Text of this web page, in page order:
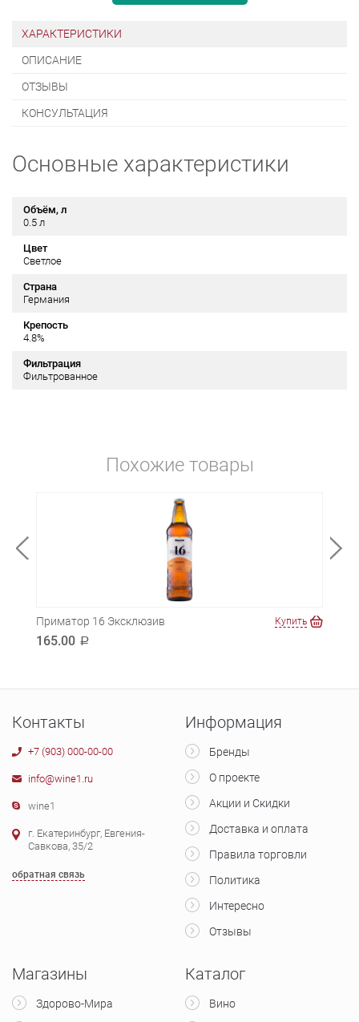
ХАРАКТЕРИСТИКИ
ОПИСАНИЕ
ОТЗЫВЫ
КОНСУЛЬТАЦИЯ
Основные характеристики
Объём, л
0.5 л
Цвет
Светлое
Страна
Германия
Крепость
4.8%
Фильтрация
Фильтрованное
Похожие товары
Приматор 16 Эксклюзив
165.00 a
Купить
Контакты
+7 (903) 000-00-00
info@wine1.ru
wine1
г. Екатеринбург, Евгения-
Савкова, 35/2
обратная связь
Информация
Бренды
О проекте
Акции и Скидки
Доставка и оплата
Правила торговли
Политика
Интересно
Отзывы
Магазины
Здорово-Мира
Каталог
Вино